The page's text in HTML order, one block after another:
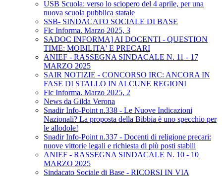
USB Scuola: verso lo sciopero del 4 aprile, per una
nuova scuola pubblica statale
SSB- SINDACATO SOCIALE DI BASE
Flc Informa. Marzo 2025, 3
SADOC INFORMA] AI DOCENTI - QUESTION
TIME: MOBILITA' E PRECARI
ANIEF - RASSEGNA SINDACALE N. 11 - 17
MARZO 2025
SAIR NOTIZIE - CONCORSO IRC: ANCORA IN
FASE DI STALLO IN ALCUNE REGIONI
Flc Informa. Marzo 2025, 2
News da Gilda Verona
Snadir Info-Point n.338 - Le Nuove Indicazioni
Nazionali? La proposta della Bibbia è uno specchio per
le allodole!
Snadir Info-Point n.337 - Docenti di religione precari:
nuove vittorie legali e richiesta di più posti stabili
ANIEF - RASSEGNA SINDACALE N. 10 - 10
MARZO 2025
Sindacato Sociale di Base - RICORSI IN VIA